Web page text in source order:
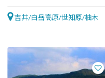
吉井/白岳高原/世知原/柚木